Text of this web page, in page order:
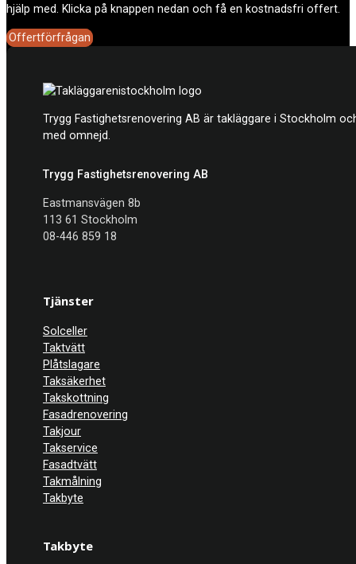
hjälp med. Klicka på knappen nedan och få en kostnadsfri offert.
Offertförfrågan
Trygg Fastighetsrenovering AB är takläggare i Stockholm
med omnejd.
Trygg Fastighetsrenovering AB
Eastmansvägen 8b
113 61 Stockholm
08-446 859 18
Tjänster
Solceller
Taktvätt
Plåtslagare
Taksäkerhet
Takskottning
Fasadrenovering
Takjour
Takservice
Fasadtvätt
Takmålning
Takbyte
Takbyte